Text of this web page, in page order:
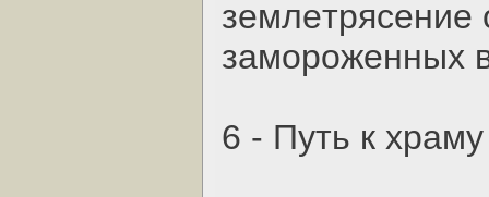
зaмopoжeнных
6 - Путь к хpaму